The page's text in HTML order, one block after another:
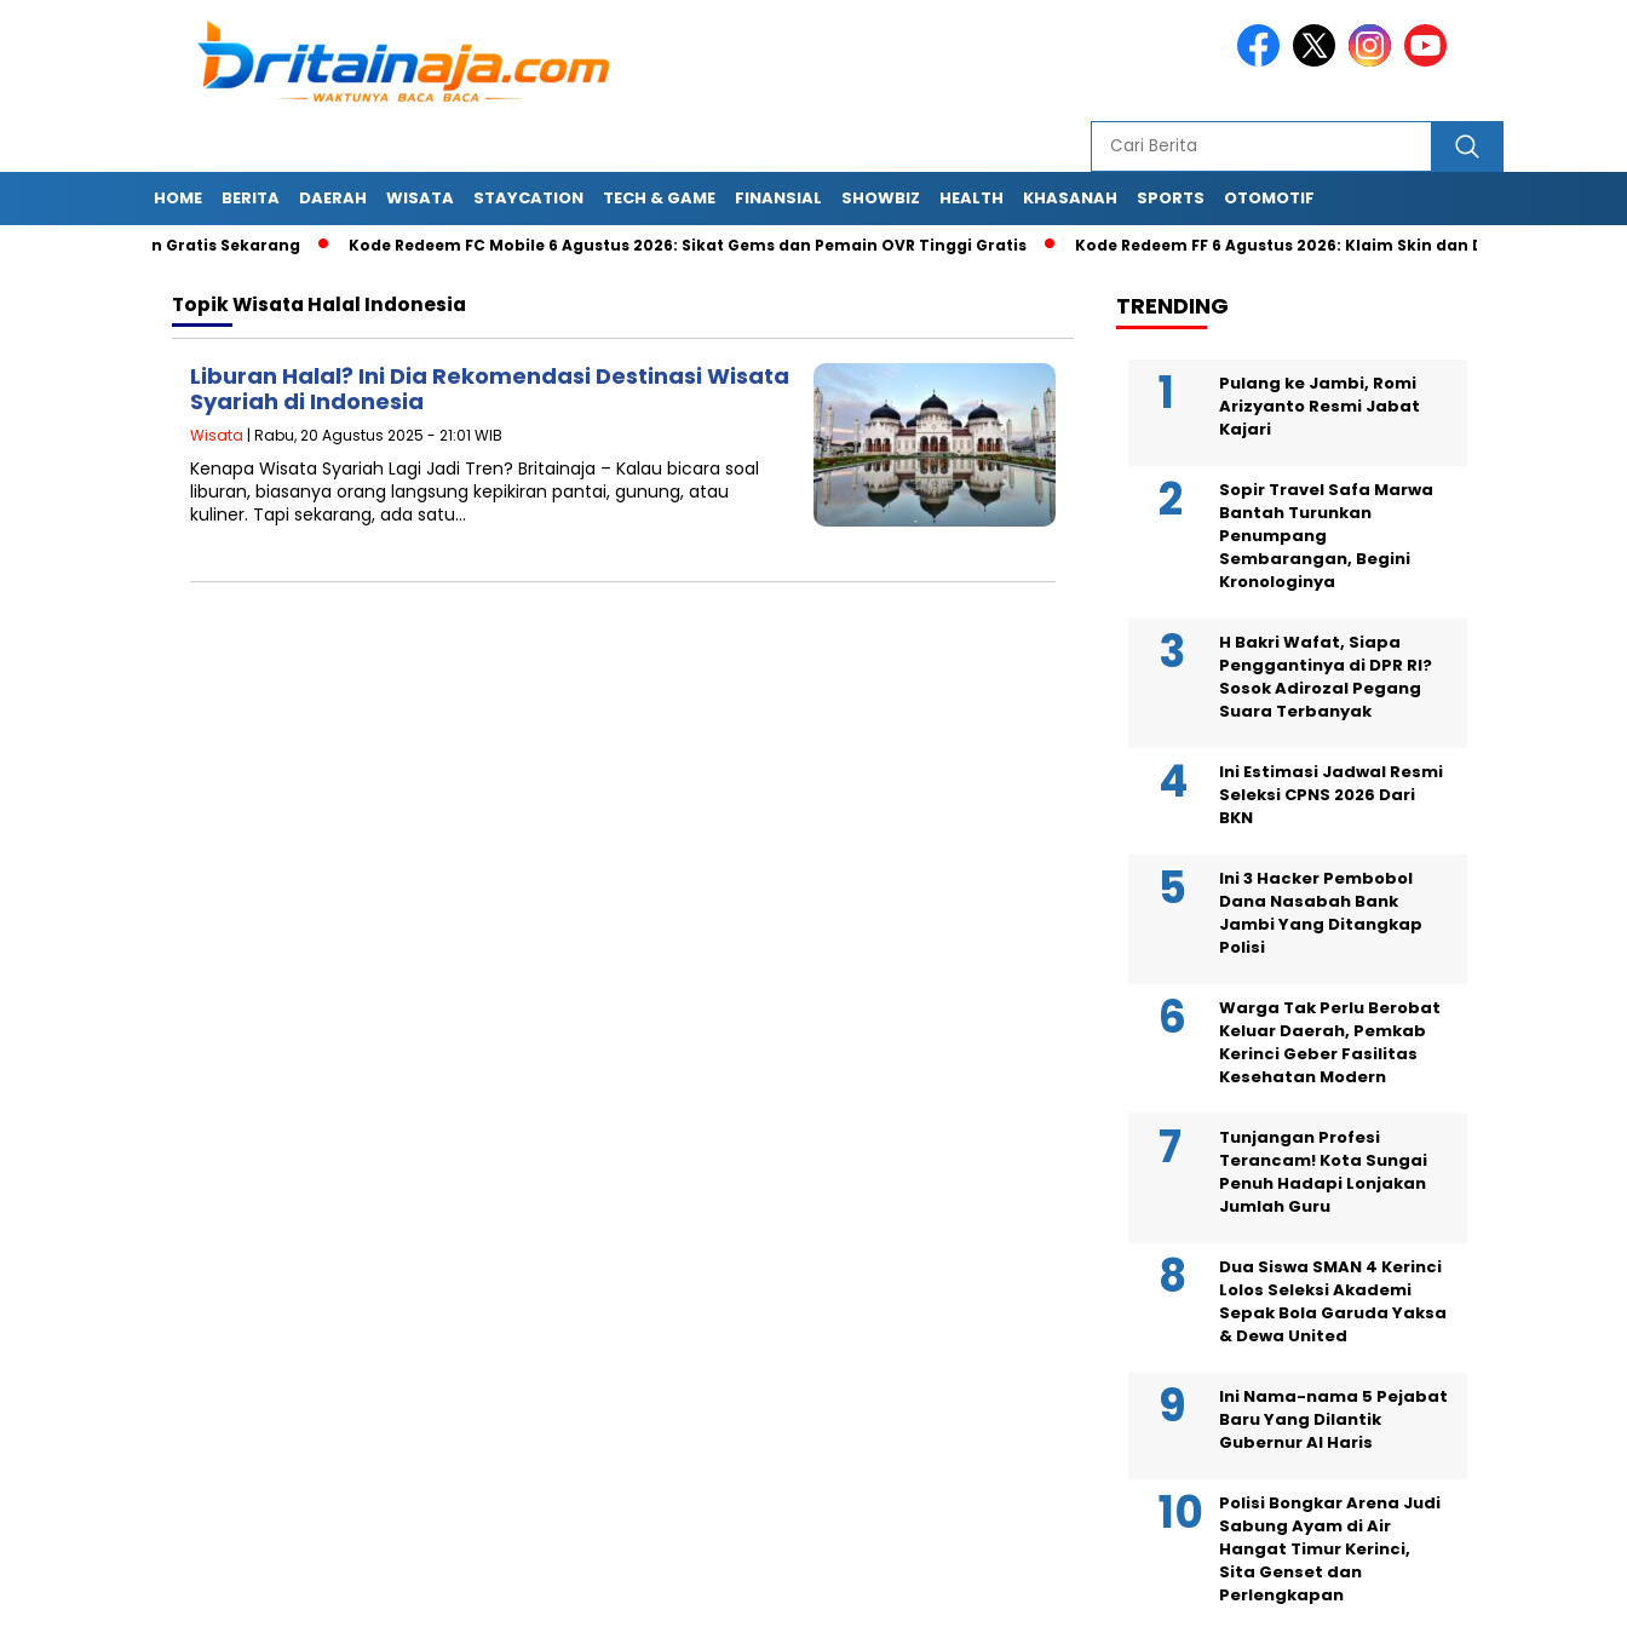
HOME BERITA DAERAH WISATA STAYCATION TECH & GAME FINANSIAL SHOWBIZ HEALTH KHASANAH SPORTS OTOMOTIF
dan Skin Gratis Sekarang Kode Redeem FC Mobile 6 Agustus 2026: Sikat Gems dan Pemain OVR Tinggi Gratis Kode Redeem FF 6 Agustus 2026: Klaim Skin dan Diamond Gratis
TopikWisata Halal Indonesia
Liburan Halal? Ini Dia Rekomendasi Destinasi Wisata
Syariah di Indonesia
Wisata | Rabu, 20 Agustus 2025 - 21:01 WIB
Kenapa Wisata Syariah Lagi Jadi Tren? Britainaja – Kalau bicara soal
liburan, biasanya orang langsung kepikiran pantai, gunung, atau
kuliner. Tapi sekarang, ada satu…
TRENDING
Pulang ke Jambi, Romi
Arizyanto Resmi Jabat
Kajari
Sopir Travel Safa Marwa
Bantah Turunkan
Penumpang
Sembarangan, Begini
Kronologinya
H Bakri Wafat, Siapa
Penggantinya di DPR RI?
Sosok Adirozal Pegang
Suara Terbanyak
Ini Estimasi Jadwal Resmi
Seleksi CPNS 2026 Dari
BKN
Ini 3 Hacker Pembobol
Dana Nasabah Bank
Jambi Yang Ditangkap
Polisi
Warga Tak Perlu Berobat
Keluar Daerah, Pemkab
Kerinci Geber Fasilitas
Kesehatan Modern
Tunjangan Profesi
Terancam! Kota Sungai
Penuh Hadapi Lonjakan
Jumlah Guru
Dua Siswa SMAN 4 Kerinci
Lolos Seleksi Akademi
Sepak Bola Garuda Yaksa
& Dewa United
Ini Nama-nama 5 Pejabat
Baru Yang Dilantik
Gubernur Al Haris
Polisi Bongkar Arena Judi
Sabung Ayam di Air
Hangat Timur Kerinci,
Sita Genset dan
Perlengkapan